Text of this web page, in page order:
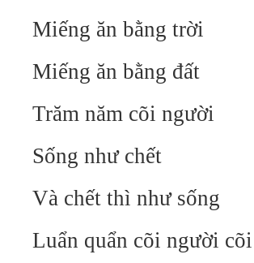
Miếng ăn bằng trời
Miếng ăn bằng đất
Trăm năm cõi người
Sống như chết
Và chết thì như sống
Luẩn quẩn cõi người